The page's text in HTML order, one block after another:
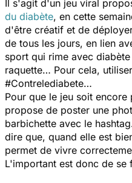
Il s'agit d'un jeu viral
du diabète, en cette
d'être créatif et de
de tous les jours, en lien
sport qui rime avec
raquette… Pour cela,
#Contrelediabete…
Pour que le jeu soit
propose de poster une
barbichette avec le
dire que, quand elle est
permet de vivre
L'important est donc de se